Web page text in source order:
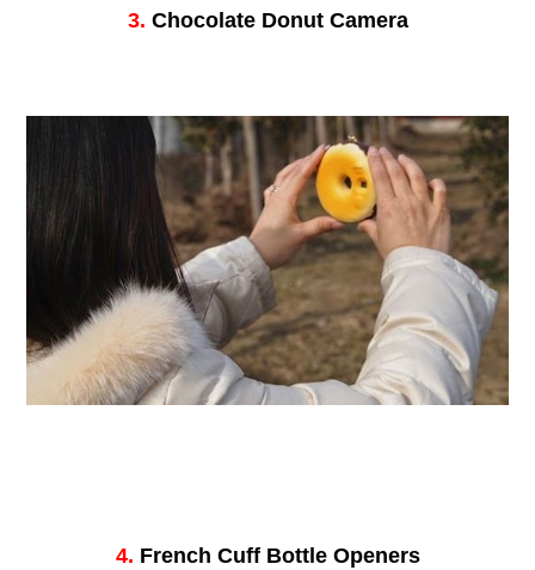
3. Chocolate Donut Camera
4. French Cuff Bottle Openers